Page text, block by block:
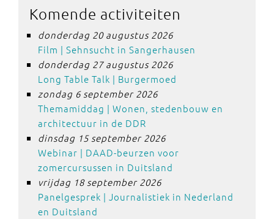
Komende activiteiten
donderdag 20 augustus 2026
Film | Sehnsucht in Sangerhausen
donderdag 27 augustus 2026
Long Table Talk | Burgermoed
zondag 6 september 2026
Themamiddag | Wonen, stedenbouw en
architectuur in de DDR
dinsdag 15 september 2026
Webinar | DAAD-beurzen voor
zomercursussen in Duitsland
vrijdag 18 september 2026
Panelgesprek | Journalistiek in Nederland
en Duitsland